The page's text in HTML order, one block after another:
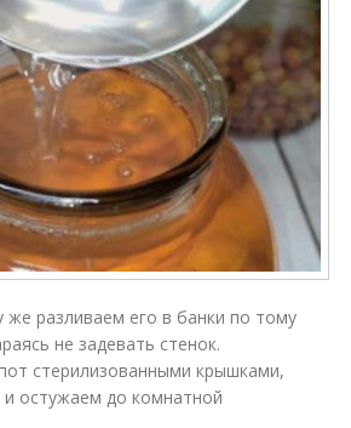
же разливаем его в банки по тому
не задевать стенок.
стерилизованными крышками,
остужаем до комнатной